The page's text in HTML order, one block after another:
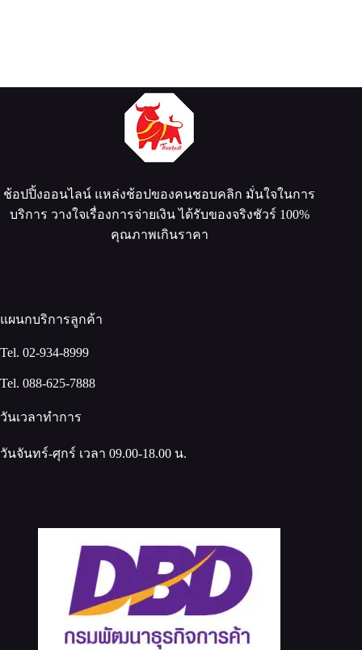
ช้อปปิ้งออนไลน์ แหล่งช้อปของคนชอบคลิก มั่นใจในการ
บริการ วางใจเรื่องการจ่ายเงิน ได้รับของจริงชัวร์ 100%
คุณภาพเกินราคา
แผนกบริการลูกค้า
Tel. 02-934-8999
Tel. 088-625-7888
วันเวลาทำการ
วันจันทร์-ศุกร์ เวลา 09.00-18.00 น.